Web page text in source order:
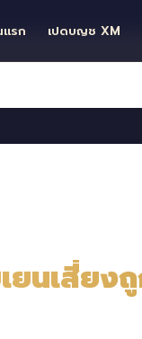
แรก เปดบญช XM
ยนเสี่ยง